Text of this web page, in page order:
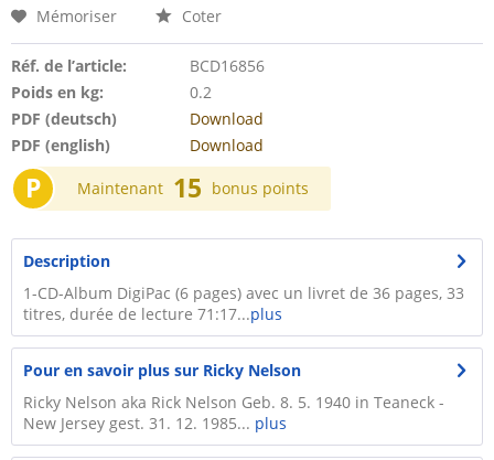
Mémoriser Coter
Réf. de l’article:
BCD16856
Poids en kg:
0.2
PDF (deutsch)
Download
PDF (english)
Download
P Maintenant 15 bonus points
Description
1-CD-Album DigiPac (6 pages) avec un livret de 36 pages, 33
titres, durée de lecture 71:17...plus
Pour en savoir plus sur Ricky Nelson
Ricky Nelson aka Rick Nelson Geb. 8. 5. 1940 in Teaneck -
New Jersey gest. 31. 12. 1985... plus